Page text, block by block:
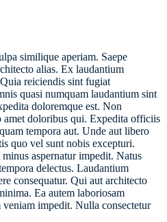
similique aperiam. Saepe
alias. Ex laudantium
reiciendis sint fugiat
quasi numquam laudantium sint
doloremque est. Non
amet doloribus qui. Expedita officiis
tempora aut. Unde aut libero
quo vel sunt nobis excepturi.
aspernatur impedit. Natus
delectus. Laudantium
consequatur. Qui aut architecto
Ea autem laboriosam
impedit. Nulla consectetur